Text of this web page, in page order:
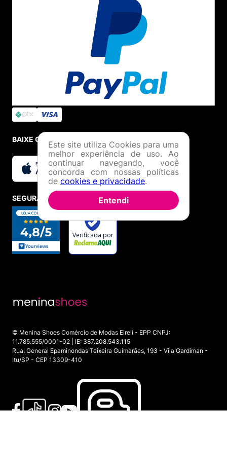
BAIXE O APP
SEGURANÇA E CREDIBILIDADE
© Menina Shoes Comércio de Modas Eireli - EPP CNPJ:
11.785.555/0001-02 | IE: 387.208.543.115
Rua: General Epaminondas Teixeira Guimarães, 193 - Vila Gardiman -
Itu/SP - CEP 13309-410
Este site utiliza Cookies para uma
melhor experiência de uso. Ao
continuar navegando, você
concorda com nossas políticas
de cookies e privacidade.
Entendi